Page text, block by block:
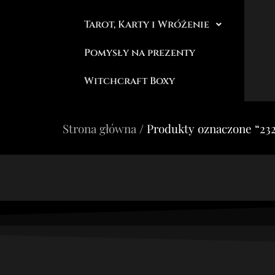
Tarot, Karty i Wróżenie
Pomysły na prezenty
Witchcraft Boxy
Strona główna / Produkty oznaczone